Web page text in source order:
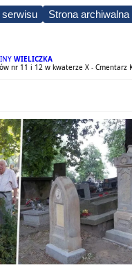
serwisu Strona archiwalna
WIELICZKA
nr 11 i 12 w kwaterze X - Cmentarz